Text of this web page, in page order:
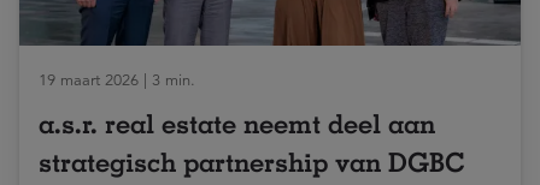
19 maart 2026 | 3 min.
a.s.r. real estate neemt deel aan
strategisch partnership van DGBC